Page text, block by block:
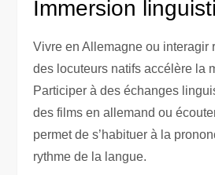
Immersion
Vivre en Allemagne ou interagir
des locuteurs natifs accélère la
Participer à des échanges
des films en allemand ou
permet de s’habituer à la
rythme de la langue.